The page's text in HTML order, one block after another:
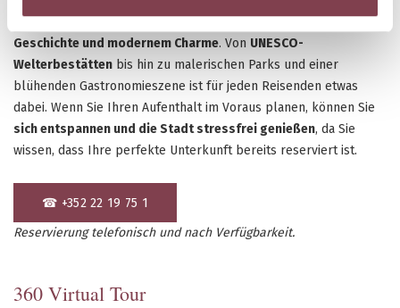
Luxemburg bietet einereichhaltige Mischung aus Kultur,
Geschichte und modernem Charme. Von UNESCO-
Welterbestätten bis hin zu malerischen Parks und einer
blühenden Gastronomieszene ist für jeden Reisenden etwas
dabei. Wenn Sie Ihren Aufenthalt im Voraus planen, können Sie
sich entspannen und die Stadt stressfrei genießen, da Sie
wissen, dass Ihre perfekte Unterkunft bereits reserviert ist.
☎ +352 22 19 75 1
Reservierung telefonisch und nach Verfügbarkeit.
360 Virtual Tour